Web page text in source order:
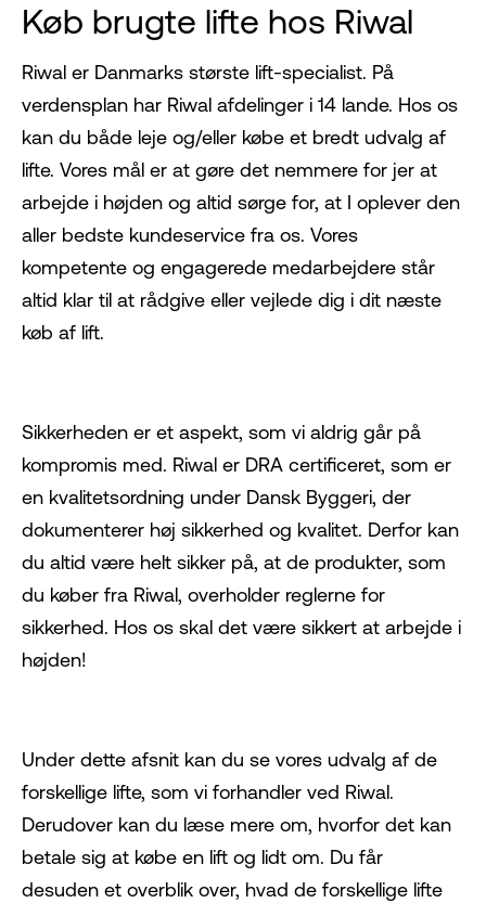
Køb brugte lifte hos Riwal
Riwal er Danmarks største lift-specialist. På
verdensplan har Riwal afdelinger i 14 lande. Hos os
kan du både leje og/eller købe et bredt udvalg af
lifte. Vores mål er at gøre det nemmere for jer at
arbejde i højden og altid sørge for, at I oplever den
aller bedste kundeservice fra os. Vores
kompetente og engagerede medarbejdere står
altid klar til at rådgive eller vejlede dig i dit næste
køb af lift.
Sikkerheden er et aspekt, som vi aldrig går på
kompromis med. Riwal er DRA certificeret, som er
en kvalitetsordning under Dansk Byggeri, der
dokumenterer høj sikkerhed og kvalitet. Derfor kan
du altid være helt sikker på, at de produkter, som
du køber fra Riwal, overholder reglerne for
sikkerhed. Hos os skal det være sikkert at arbejde i
højden!
Under dette afsnit kan du se vores udvalg af de
forskellige lifte, som vi forhandler ved Riwal.
Derudover kan du læse mere om, hvorfor det kan
betale sig at købe en lift og lidt om. Du får
desuden et overblik over, hvad de forskellige lifte